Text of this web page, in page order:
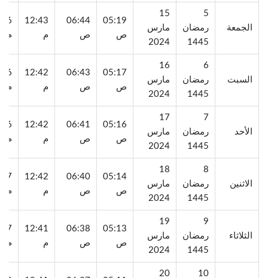
الجمعة
5
رمضان
1445
15
مارس
2024
05:19
ص
06:44
ص
12:43
م
م
السبت
6
رمضان
1445
16
مارس
2024
05:17
ص
06:43
ص
12:42
م
م
الأحد
7
رمضان
1445
17
مارس
2024
05:16
ص
06:41
ص
12:42
م
م
الاثنين
8
رمضان
1445
18
مارس
2024
05:14
ص
06:40
ص
12:42
م
م
الثلاثاء
9
رمضان
1445
19
مارس
2024
05:13
ص
06:38
ص
12:41
م
م
10
20